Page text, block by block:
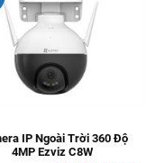
IP Ngoài Trời 360 Độ
4MP Ezviz C8W